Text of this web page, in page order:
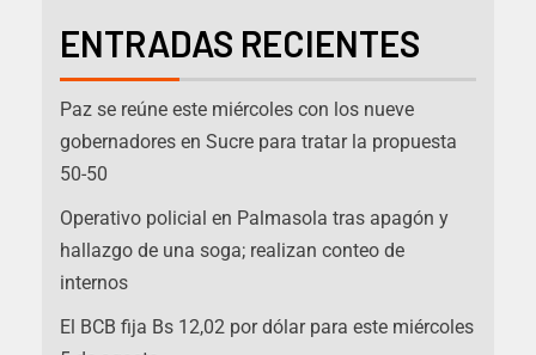
ENTRADAS RECIENTES
Paz se reúne este miércoles con los nueve
gobernadores en Sucre para tratar la propuesta
50-50
Operativo policial en Palmasola tras apagón y
hallazgo de una soga; realizan conteo de
internos
El BCB fija Bs 12,02 por dólar para este miércoles